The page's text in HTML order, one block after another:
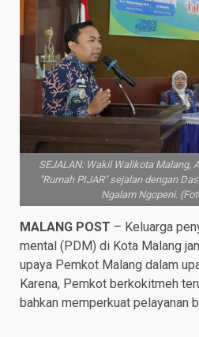
SEJALAN: Wakil Walikota Malang,
"Rumah PIJAR" sejalan dengan
Ngalam Ngopeni.
MALANG POST – Keluarga
mental (PDM) di Kota Malang
upaya Pemkot Malang dalam
Karena, Pemkot berkokitmeh
bahkan memperkuat pelayanan